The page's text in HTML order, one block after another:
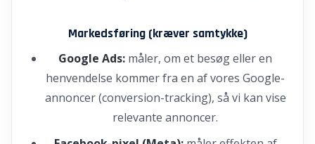
Markedsføring (kræver samtykke)
Google Ads: måler, om et besøg eller en
henvendelse kommer fra en af vores Google-
annoncer (conversion-tracking), så vi kan vise
relevante annoncer.